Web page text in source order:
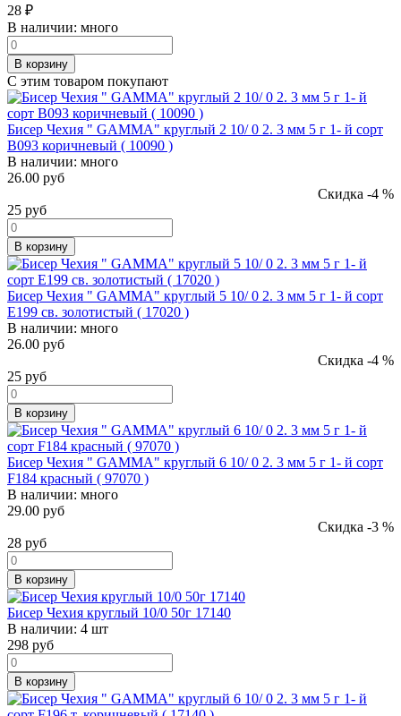
28 ₽
В наличии: много
В корзину
С этим товаром покупают
Бисер Чехия " GAMMA" круглый 2 10/ 0 2. 3 мм 5 г 1- й сорт
B093 коричневый ( 10090 )
В наличии: много
26.00 руб
Скидка -4 %
25 руб
В корзину
Бисер Чехия " GAMMA" круглый 5 10/ 0 2. 3 мм 5 г 1- й сорт
E199 св. золотистый ( 17020 )
В наличии: много
26.00 руб
Скидка -4 %
25 руб
В корзину
Бисер Чехия " GAMMA" круглый 6 10/ 0 2. 3 мм 5 г 1- й сорт
F184 красный ( 97070 )
В наличии: много
29.00 руб
Скидка -3 %
28 руб
В корзину
Бисер Чехия круглый 10/0 50г 17140
В наличии: 4 шт
298 руб
В корзину